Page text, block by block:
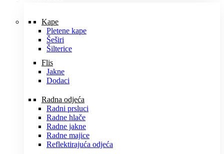
Kape
Pletene kape
Šeširi
Šilterice
Flis
Jakne
Dodaci
Radna odjeća
Radni prsluci
Radne hlače
Radne jakne
Radne majice
Reflektirajuća odjeća